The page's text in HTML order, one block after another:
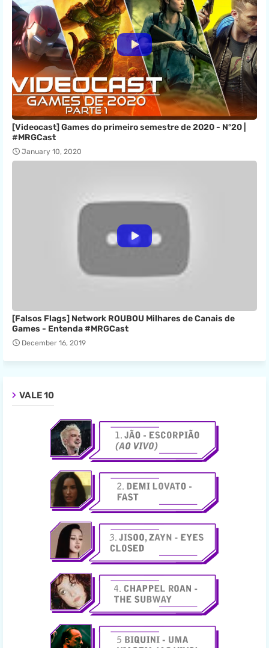
[Videocast] Games do primeiro semestre de 2020 - Nº20 |
#MRGCast
January 10, 2020
[Falsos Flags] Network ROUBOU Milhares de Canais de
Games - Entenda #MRGCast
December 16, 2019
VALE 10